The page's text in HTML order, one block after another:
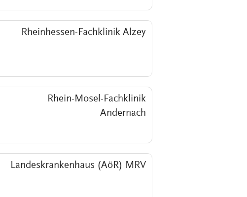
Rheinhessen-Fachklinik Alzey
Rhein-Mosel-Fachklinik
Andernach
Landeskrankenhaus (AöR) MRV